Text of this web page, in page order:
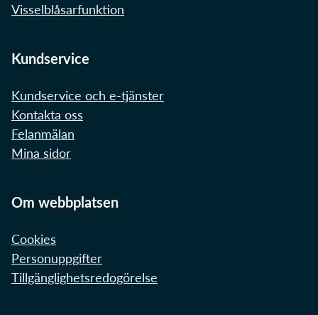
Visselblåsarfunktion
Kundservice
Kundservice och e-tjänster
Kontakta oss
Felanmälan
Mina sidor
Om webbplatsen
Cookies
Personuppgifter
Tillgänglighetsredogörelse